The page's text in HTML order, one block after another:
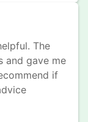
The
and gave me
if